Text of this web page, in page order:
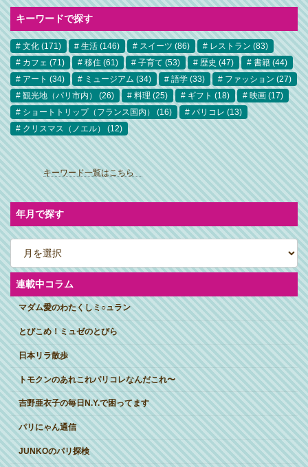
キーワードで探す
文化 (171) 生活 (146) スイーツ (86) レストラン (83)
カフェ (71) 移住 (61) 子育て (53) 歴史 (47) 書籍 (44)
アート (34) ミュージアム (34) 語学 (33) ファッション (27)
観光地（パリ市内）
(26) 料理 (25) ギフト (18) 映画 (17)
ショートトリップ（フランス国内）
(16) パリコレ (13)
クリスマス（ノエル）
(12)
ア
イ
コ
ン
リ
ン
ク
キーワード一覧はこちら
年月で探す
ア
ー
カ
イ
ブ連載中コラム
マダム愛のわたくしミ○ュラン
とびこめ！ミュゼのとびら
日本リラ散歩
トモクンのあれこれパリコレなんだこれ〜
吉野亜衣子の毎日N.Y.で困ってます
パリにゃん通信
JUNKOのパリ探検